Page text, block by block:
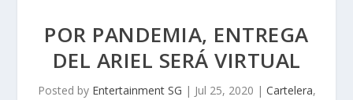
POR PANDEMIA, ENTREGA
DEL ARIEL SERÁ VIRTUAL
Posted by Entertainment SG | Jul 25, 2020 | Cartelera,